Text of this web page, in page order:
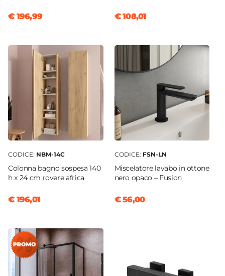
€ 196,99 € 108,01
CODICE: NBM-14C
Colonna bagno sospesa 140
h x 24 cm rovere africa
€ 196,01
CODICE: FSN-LN
Miscelatore lavabo in ottone
nero opaco – Fusion
€ 56,00